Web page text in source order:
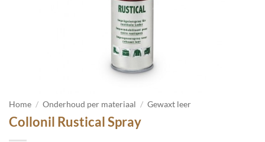
Home / Onderhoud per materiaal / Gewaxt leer
Collonil Rustical Spray